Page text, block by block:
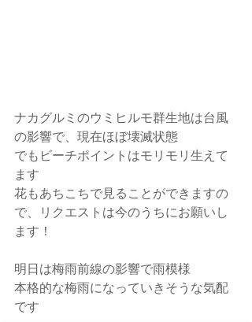
ナカグルミのウミヒルモ群生地は台風
の影響で、現在ほぼ壊滅状態
でもビーチポイントはモリモリ生えて
ます
花もあちこちで見ることができますの
で、リクエストは今のうちにお願いし
ます！
明日は梅雨前線の影響で雨模様
本格的な梅雨になっていきそうな気配
です